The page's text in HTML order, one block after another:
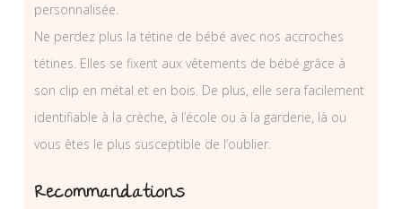
personnalisée.
Ne perdez plus la tétine de bébé avec nos accroches
tétines. Elles se fixent aux vêtements de bébé grâce à
son clip en métal et en bois. De plus, elle sera facilement
identifiable à la crèche, à l’école ou à la garderie, là ou
vous êtes le plus susceptible de l’oublier.
Recommandations